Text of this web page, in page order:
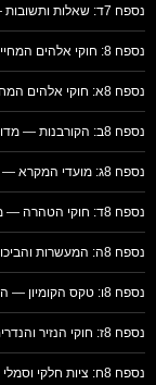
נספח 7ד: שאלות ותשובות — בתולות, אלמנות וגרושות
נספח 8: חוקי אלהים המחייבים את המקדש
נספח 8א: חוקי אלהים המחייבים את המקדש
נספח 8ב: הקורבנות — מדוע אין אפשרות לקיימם כיום
נספח 8ג: מועדי המקרא — מדוע אין אפשרות לקיים אף אחד מהם כיום
נספח 8ד: חוקי הטהרה — מדוע אין אפשרות לקיימם ללא המקדש
נספח 8ה: המעשרות והביכורים — מדוע אין אפשרות לקיימם כיום
נספח 8ו: טקס הקומיון — הסעודה האחרונה של ישוע הייתה פסח
נספח 8ז: חוקי הנזיר והנדרים — מדוע אין אפשרות לקיימם כיום
נספח 8ח: ציות חלקי וסמלי הקשור למקדש